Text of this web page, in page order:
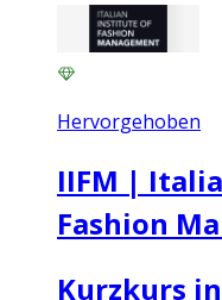
Hervorgehoben
IIFM |
Fashion
Kurzkurs